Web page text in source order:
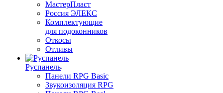
МастерПласт
Россия ЭЛЕКС
Комплектующие
для подоконников
Откосы
Отливы
Руспанель
Панели RPG Basic
Звукоизоляция RPG